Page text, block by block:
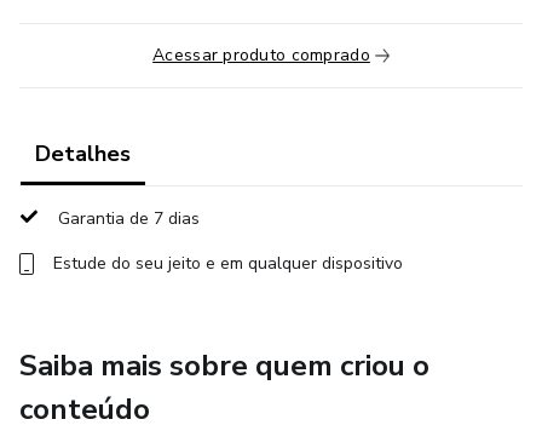
Acessar produto comprado
Detalhes
Garantia de 7 dias
Estude do seu jeito e em qualquer dispositivo
Saiba mais sobre quem criou o
conteúdo